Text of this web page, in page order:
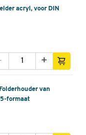
acryl, voor DIN
+
van
formaat